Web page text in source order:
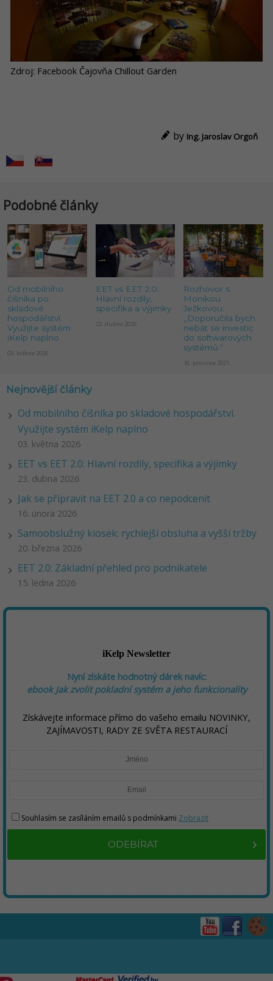
Zdroj: Facebook Čajovňa Chillout Garden
by Ing. Jaroslav Orgoň
Podobné články
Od mobilního
číšníka po
skladové
hospodářství.
Využijte systém
iKelp naplno
03. května 2026
EET vs EET 2.0:
Hlavní rozdíly,
specifika a výjimky
23. dubna 2026
Rozhovor s
Monikou
Ježkovou:
„Doporučila bych
nebát se investic
do softwarových
systémů.“
16. prosince 2021
Nejnovější články
Od mobilního číšníka po skladové hospodářství.
Využijte systém iKelp naplno
03. května 2026
EET vs EET 2.0: Hlavní rozdíly, specifika a výjimky
23. dubna 2026
Jak se připravit na EET 2.0 a co nepodcenit
16. února 2026
Samoobslužný kiosek: rychlejší obsluha a vyšší tržby
20. března 2026
EET 2.0: Základní přehled pro podnikatele
15. ledna 2026
iKelp Newsletter
Nyní získáte hodnotný dárek navíc:
ebookJak zvolit pokladní systém a jeho funkcionality
Získávejte informace přímo do vašeho emailu NOVINKY,
ZAJÍMAVOSTI, RADY ZE SVĚTA RESTAURACÍ
Souhlasím se zasíláním emailů s podmínkami Zobrazit
ODEBÍRAT